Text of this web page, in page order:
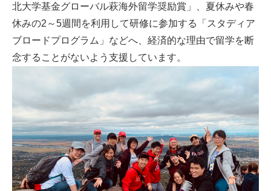
北大学基金グローバル萩海外留学奨励賞」、夏休みや春
休みの2～5週間を利用して研修に参加する「スタディア
ブロードプログラム」などへ、経済的な理由で留学を断
念することがないよう支援しています。